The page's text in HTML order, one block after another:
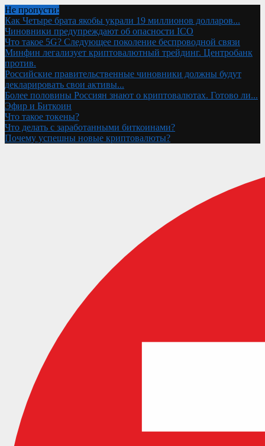
Не пропусти:
Как Четыре брата якобы украли 19 миллионов долларов...
Чиновники предупреждают об опасности ICO
Что такое 5G? Следующее поколение беспроводной связи
Минфин легализует криптовалютный трейдинг. Центробанк
против.
Российские правительственные чиновники должны будут
декларировать свои активы...
Более половины Россиян знают о криптовалютах. Готово ли...
Эфир и Биткоин
Что такое токены?
Что делать с заработанными биткоинами?
Почему успешны новые криптовалюты?